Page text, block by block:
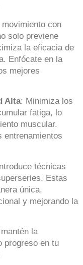
con
solo previene
la eficacia de
Enfócate en la
mejores
Alta: Minimiza los
fatiga, lo
muscular.
entrenamientos
técnicas
Estas
única,
y mejorando la
la
progreso en tu